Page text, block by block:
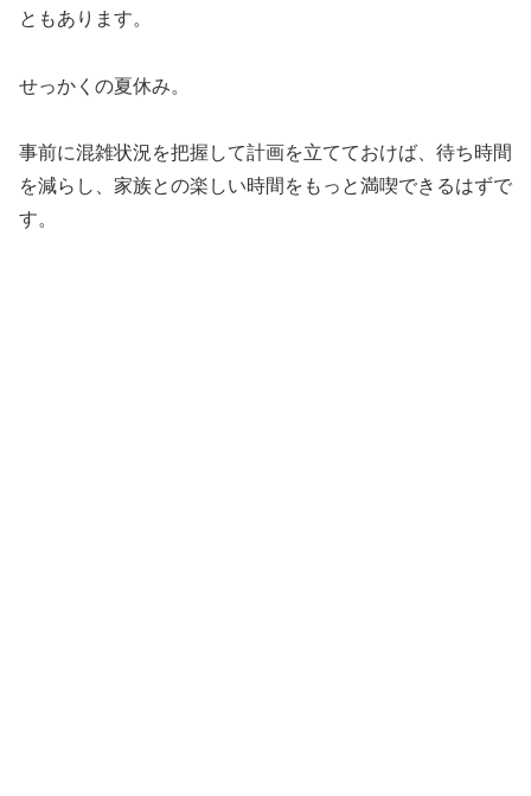
ともあります。
せっかくの夏休み。
事前に混雑状況を把握して計画を立てておけば、待ち時間
を減らし、家族との楽しい時間をもっと満喫できるはずで
す。